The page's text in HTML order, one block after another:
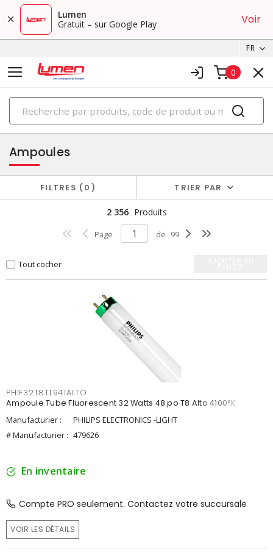
Lumen
Gratuit – sur Google Play
Voir
FR
0
PRODUITS
éclairage
Ampoules
FILTRES 0 TRIER PAR
2 356 Produits
Page de 99
Tout cocher
PHIF32T8TL941ALTO
Ampoule Tube Fluorescent 32 Watts 48 po T8 Alto 4100°K
Manufacturier :
PHILIPS ELECTRONICS -LIGHT
# Manufacturier : 479626
En inventaire
Compte PRO seulement. Contactez votre succursale
VOIR LES DÉTAILS